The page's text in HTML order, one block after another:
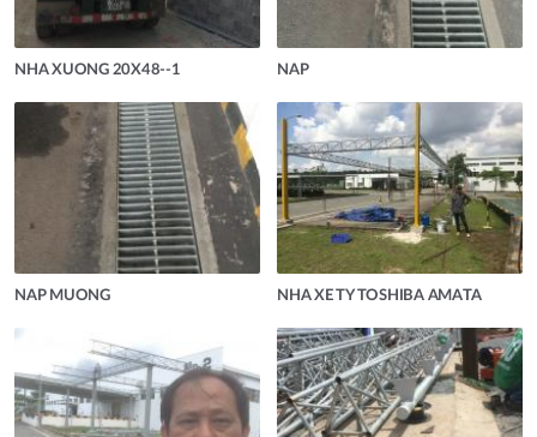
NHA XUONG 20X48--1 NAP
NAP MUONG NHA XE TY TOSHIBA AMATA